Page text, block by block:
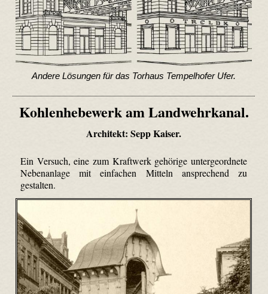
Andere Lösungen für das Torhaus Tempelhofer Ufer.
Kohlenhebewerk am Landwehrkanal.
Architekt: Sepp Kaiser.
Ein Versuch, eine zum Kraftwerk gehörige untergeordnete
Nebenanlage mit einfachen Mitteln ansprechend zu
gestalten.